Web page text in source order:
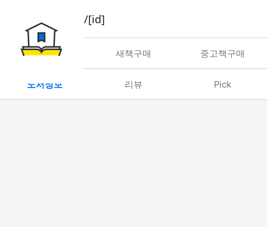
book/rent/[id]
대여 새책구매 중고책구매
도서정보 리뷰 Pick